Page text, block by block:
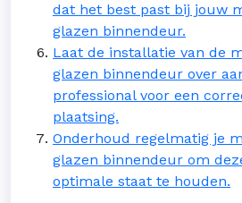
dat het best past bij jouw
glazen binnendeur.
Laat de installatie van de
glazen binnendeur over
professional voor een
plaatsing.
Onderhoud regelmatig je
glazen binnendeur om
optimale staat te houden.